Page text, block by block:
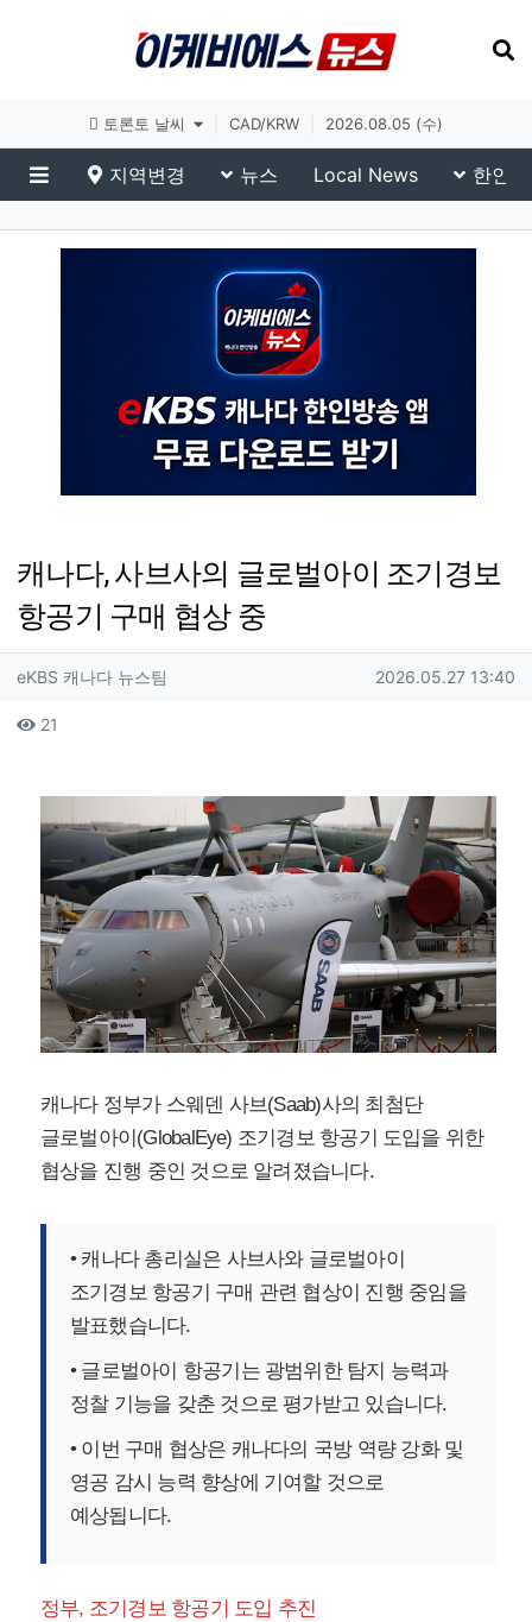
토론토 날씨 CAD/KRW 2026.08.05 (수)
메뉴
지역변경 뉴스 Local News 한인
eKBS News
캐나다, 사브사의 글로벌아이 조기경보
항공기 구매 협상 중
작성자 정보
eKBS 캐나다 뉴스팀 작성일
2026.05.27 13:40
컨텐츠 정보
21
캐나다 정부가 스웨덴 사브(Saab)사의 최첨단
글로벌아이(GlobalEye) 조기경보 항공기 도입을 위한
협상을 진행 중인 것으로 알려졌습니다.
• 캐나다 총리실은 사브사와 글로벌아이
조기경보 항공기 구매 관련 협상이 진행 중임을
발표했습니다.
• 글로벌아이 항공기는 광범위한 탐지 능력과
정찰 기능을 갖춘 것으로 평가받고 있습니다.
• 이번 구매 협상은 캐나다의 국방 역량 강화 및
영공 감시 능력 향상에 기여할 것으로
예상됩니다.
정부, 조기경보 항공기 도입 추진